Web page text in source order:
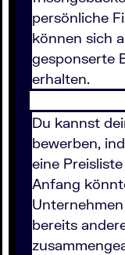
persönliche
können sich
gesponserte
erhalten.
Du kannst
bewerben,
eine
Anfang
bereits